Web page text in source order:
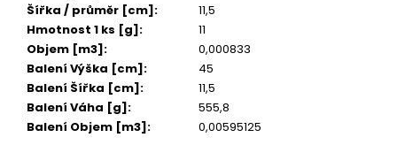
Šířka / průměr [cm]:
11,5
Hmotnost 1 ks [g]:
11
Objem [m3]:
0,000833
Balení Výška [cm]:
45
Balení Šířka [cm]:
11,5
Balení Váha [g]:
555,8
Balení Objem [m3]: 0,00595125
VÍČKO
VYPOUKLÉ
(RPET)
OTVOREM
PRŮHLEDNÉ
Ø95MM
[50